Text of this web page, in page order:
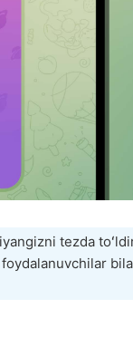
tezda